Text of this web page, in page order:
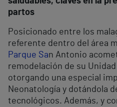
partos
Posicionado entre los
referente dentro del área
Parque San Antonio
remodelación de su
otorgando una especial
Neonatología y dotándola
tecnológicos. Además, y